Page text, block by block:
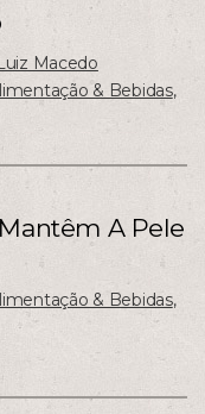
Macedo
& Bebidas,
A Pele
& Bebidas,